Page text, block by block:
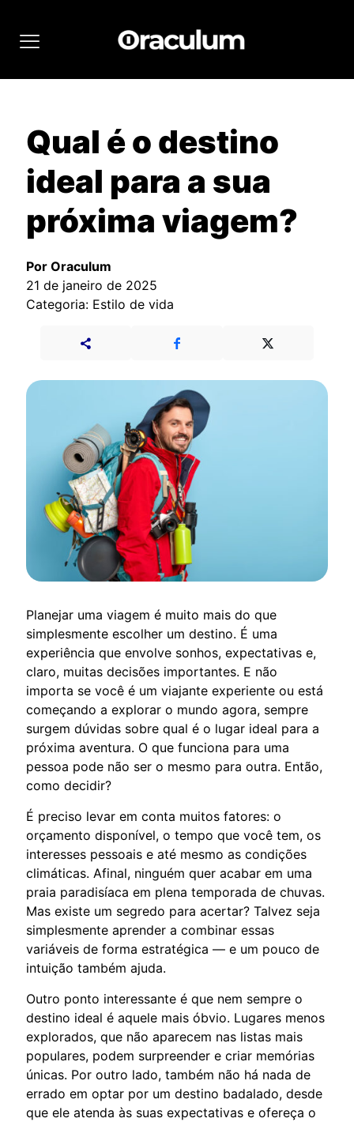
Qual é o destino
ideal para a sua
próxima viagem?
Por Oraculum
21 de janeiro de 2025
Categoria: Estilo de vida
Planejar uma viagem é muito mais do que
simplesmente escolher um destino. É uma
experiência que envolve sonhos, expectativas e,
claro, muitas decisões importantes. E não
importa se você é um viajante experiente ou está
começando a explorar o mundo agora, sempre
surgem dúvidas sobre qual é o lugar ideal para a
próxima aventura. O que funciona para uma
pessoa pode não ser o mesmo para outra. Então,
como decidir?
É preciso levar em conta muitos fatores: o
orçamento disponível, o tempo que você tem, os
interesses pessoais e até mesmo as condições
climáticas. Afinal, ninguém quer acabar em uma
praia paradisíaca em plena temporada de chuvas.
Mas existe um segredo para acertar? Talvez seja
simplesmente aprender a combinar essas
variáveis de forma estratégica — e um pouco de
intuição também ajuda.
Outro ponto interessante é que nem sempre o
destino ideal é aquele mais óbvio. Lugares menos
explorados, que não aparecem nas listas mais
populares, podem surpreender e criar memórias
únicas. Por outro lado, também não há nada de
errado em optar por um destino badalado, desde
que ele atenda às suas expectativas e ofereça o